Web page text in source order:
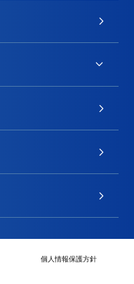
個人情報保護方針